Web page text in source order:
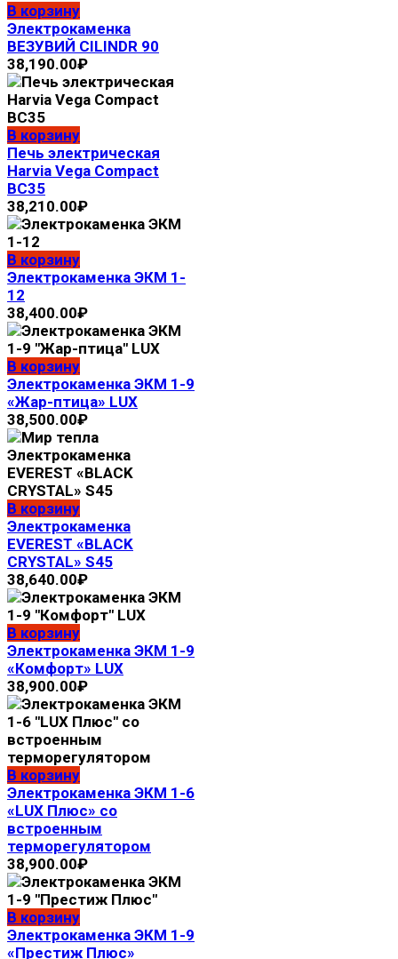
В корзину
Электрокаменка
ВЕЗУВИЙ CILINDR 90
38,190.00₽
В корзину
Печь электрическая
Harvia Vega Compact
ВС35
38,210.00₽
В корзину
Электрокаменка ЭКМ 1-
12
38,400.00₽
В корзину
Электрокaмeнка ЭКМ 1-9
«Жар-птица» LUX
38,500.00₽
В корзину
Электрокаменка
EVEREST «BLACK
CRYSTAL» S45
38,640.00₽
В корзину
Электрокaмeнка ЭКМ 1-9
«Комфорт» LUX
38,900.00₽
В корзину
Электрокаменка ЭКМ 1-6
«LUX Плюс» со
встроенным
терморегулятором
38,900.00₽
В корзину
Электрокaмeнка ЭКМ 1-9
«Престиж Плюс»